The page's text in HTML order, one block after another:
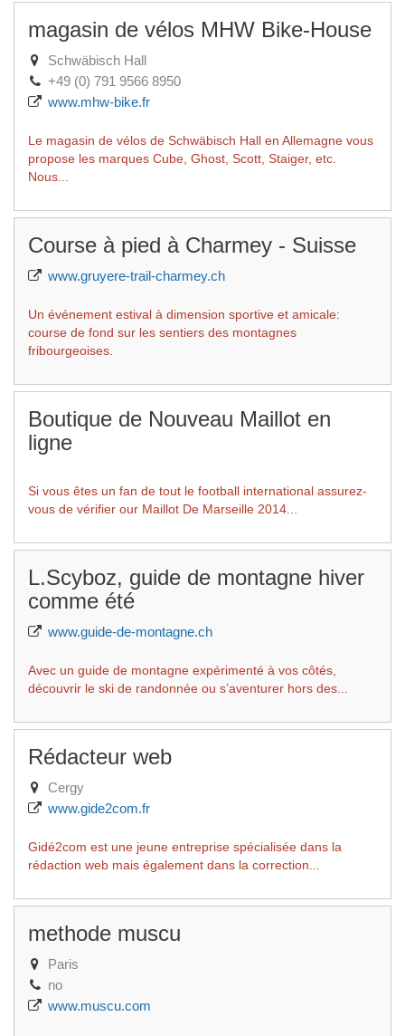
magasin de vélos MHW Bike-House
Schwäbisch Hall
+49 (0) 791 9566 8950
www.mhw-bike.fr
Le magasin de vélos de Schwäbisch Hall en Allemagne vous
propose les marques Cube, Ghost, Scott, Staiger, etc.
Nous...
Course à pied à Charmey - Suisse
www.gruyere-trail-charmey.ch
Un événement estival à dimension sportive et amicale:
course de fond sur les sentiers des montagnes
fribourgeoises.
Boutique de Nouveau Maillot en
ligne
Si vous êtes un fan de tout le football international assurez-
vous de vérifier our Maillot De Marseille 2014...
L.Scyboz, guide de montagne hiver
comme été
www.guide-de-montagne.ch
Avec un guide de montagne expérimenté à vos côtés,
découvrir le ski de randonnée ou s’aventurer hors des...
Rédacteur web
Cergy
www.gide2com.fr
Gidé2com est une jeune entreprise spécialisée dans la
rédaction web mais également dans la correction...
methode muscu
Paris
no
www.muscu.com